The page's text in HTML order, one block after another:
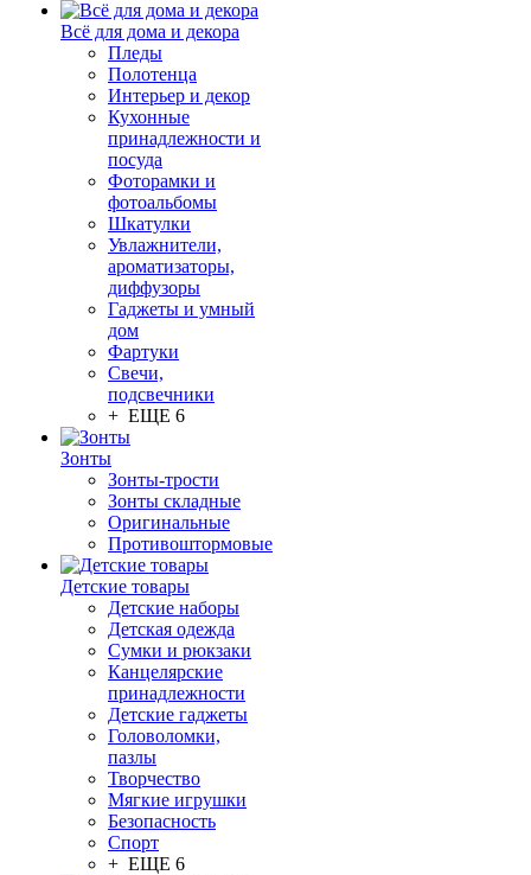
Всё для дома и декора
Пледы
Полотенца
Интерьер и декор
Кухонные
принадлежности и
посуда
Фоторамки и
фотоальбомы
Шкатулки
Увлажнители,
ароматизаторы,
диффузоры
Гаджеты и умный
дом
Фартуки
Свечи,
подсвечники
+ ЕЩЕ 6
Зонты
Зонты-трости
Зонты складные
Оригинальные
Противоштормовые
Детские товары
Детские наборы
Детская одежда
Сумки и рюкзаки
Канцелярские
принадлежности
Детские гаджеты
Головоломки,
пазлы
Творчество
Мягкие игрушки
Безопасность
Спорт
+ ЕЩЕ 6